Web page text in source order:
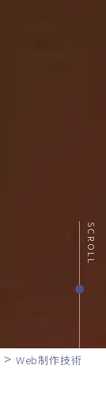
SCROLL
> Web制作技術